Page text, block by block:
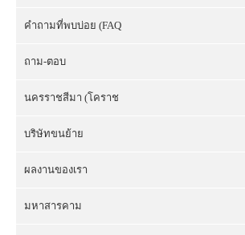
คำถามที่พบบ่อย (FAQ
ถาม-ตอบ
นครราชสีมา (โคราช
บริษัทขนย้าย
ผลงานของเรา
มหาสารคาม